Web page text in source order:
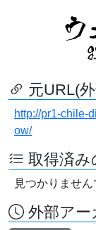
元URL(
http://pr1-chile-
ow/
取得済み
見つかりません
外部アー